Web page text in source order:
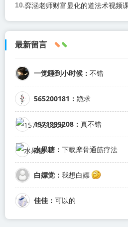
弈涵老师财富显化的道法术视频
最新留言
一觉睡到小时候： 不错
565200181： 跪求
1571995208： 真不错
水果糖： 下载摩骨通筋疗法
白嫖党： 我想白嫖
佳佳： 可以的